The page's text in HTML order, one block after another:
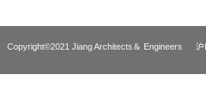
Copyright©2021 Jiang Architects＆ Engineers